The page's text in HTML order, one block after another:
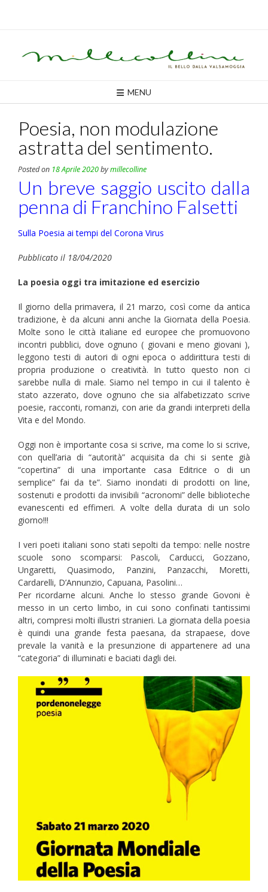
MENU
Poesia, non modulazione
astratta del sentimento.
Posted on 18 Aprile 2020bymillecolline
Un breve saggio uscito dalla
penna di Franchino Falsetti
Sulla Poesia ai tempi del Corona Virus
Pubblicato il 18/04/2020
La poesia oggi tra imitazione ed esercizio
Il giorno della primavera, il 21 marzo, così come da antica
tradizione, è da alcuni anni anche la Giornata della Poesia.
Molte sono le città italiane ed europee che promuovono
incontri pubblici, dove ognuno ( giovani e meno giovani ),
leggono testi di autori di ogni epoca o addirittura testi di
propria produzione o creatività. In tutto questo non ci
sarebbe nulla di male. Siamo nel tempo in cui il talento è
stato azzerato, dove ognuno che sia alfabetizzato scrive
poesie, racconti, romanzi, con arie da grandi interpreti della
Vita e del Mondo.
Oggi non è importante cosa si scrive, ma come lo si scrive,
con quell’aria di “autorità” acquisita da chi si sente già
“copertina” di una importante casa Editrice o di un
semplice” fai da te”. Siamo inondati di prodotti on line,
sostenuti e prodotti da invisibili “acronomi” delle biblioteche
evanescenti ed effimeri. A volte della durata di un solo
giorno!!!
I veri poeti italiani sono stati sepolti da tempo: nelle nostre
scuole sono scomparsi: Pascoli, Carducci, Gozzano,
Ungaretti, Quasimodo, Panzini, Panzacchi, Moretti,
Cardarelli, D’Annunzio, Capuana, Pasolini…
Per ricordarne alcuni. Anche lo stesso grande Govoni è
messo in un certo limbo, in cui sono confinati tantissimi
altri, compresi molti illustri stranieri. La giornata della poesia
è quindi una grande festa paesana, da strapaese, dove
prevale la vanità e la presunzione di appartenere ad una
“categoria” di illuminati e baciati dagli dei.